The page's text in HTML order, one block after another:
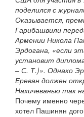
поделился с
Оказывается,
Гарибашвили
Армении Никола
Эрдогана, «если
установит
– С. Т.)». Однако
Ереван должен
Нахичеванью так
Почему именно
хотел Пашинян